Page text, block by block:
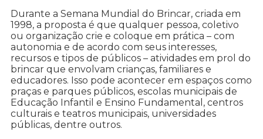
Durante a Semana Mundial do Brincar, criada em
1998, a proposta é que qualquer pessoa, coletivo
ou organização crie e coloque em prática – com
autonomia e de acordo com seus interesses,
recursos e tipos de públicos – atividades em prol do
brincar que envolvam crianças, familiares e
educadores. Isso pode acontecer em espaços como
praças e parques públicos, escolas municipais de
Educação Infantil e Ensino Fundamental, centros
culturais e teatros municipais, universidades
públicas, dentre outros.